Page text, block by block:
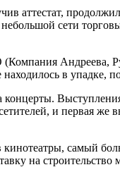
аттестат,
сети
Андреева,
в упадке,
концерты.
и первая же
самый
на строительство